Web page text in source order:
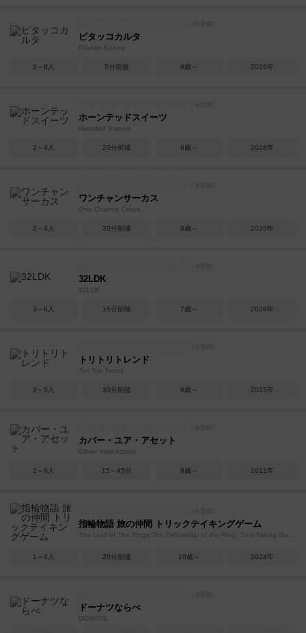
ピタッコカルタ
Pitakko Karuta
2～8人 5分前後 8歳～ 2026年
ホーンテッドスイーツ
Haunted Sweets
2～4人 20分前後 6歳～ 2026年
ワンチャンサーカス
One Chance Circus
2～4人 20分前後 9歳～ 2026年
32LDK
32LDK
3～6人 15分前後 7歳～ 2026年
トリトリトレンド
Tori Tori Trend
2～5人 30分前後 8歳～ 2025年
カバー・ユア・アセット
Cover Your Assets
2～6人 15～45分 8歳～ 2011年
指輪物語 旅の仲間 トリックテイキングゲーム
1～4人 20分前後 10歳～ 2024年
ドーナツならべ
DONUTS